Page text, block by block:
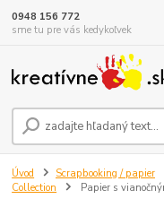
0948 156 772
sme tu pre vás kedykoľvek
Úvod Scrapbooking / papier
Collection
Papier s